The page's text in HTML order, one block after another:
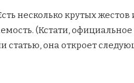
несколько крутых
(Кстати,
статью, она откроет